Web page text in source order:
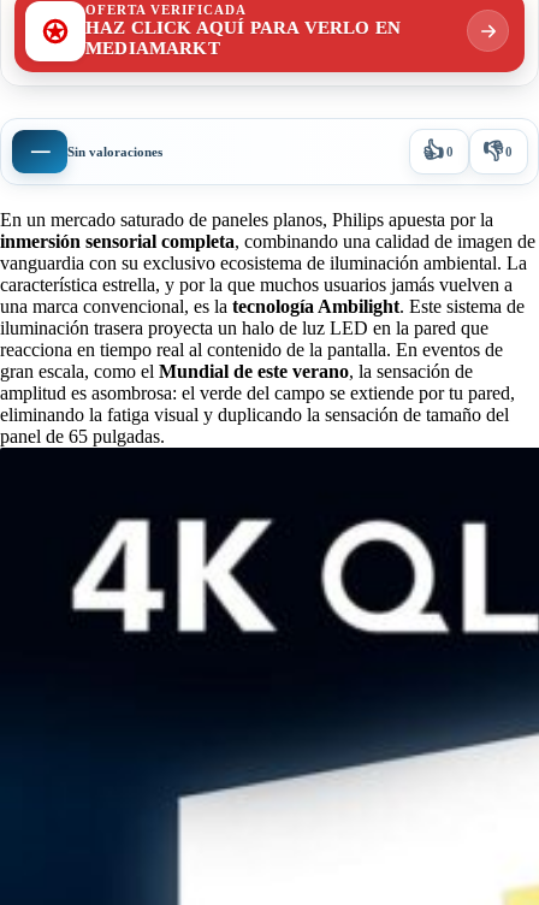
OFERTA VERIFICADA
HAZ CLICK AQUÍ PARA VERLO EN
MEDIAMARKT
— Sin valoraciones 👍0 👎0
En un mercado saturado de paneles planos, Philips apuesta por la
inmersión sensorial completa, combinando una calidad de imagen de
vanguardia con su exclusivo ecosistema de iluminación ambiental. La
característica estrella, y por la que muchos usuarios jamás vuelven a
una marca convencional, es la tecnología Ambilight. Este sistema de
iluminación trasera proyecta un halo de luz LED en la pared que
reacciona en tiempo real al contenido de la pantalla. En eventos de
gran escala, como el Mundial de este verano, la sensación de
amplitud es asombrosa: el verde del campo se extiende por tu pared,
eliminando la fatiga visual y duplicando la sensación de tamaño del
panel de 65 pulgadas.